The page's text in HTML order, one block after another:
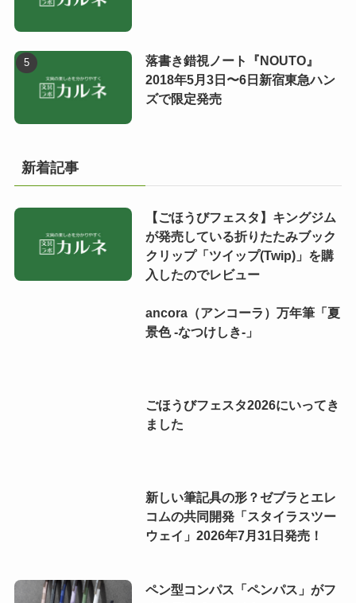
落書き錯視ノート『NOUTO』
2018年5月3日〜6日新宿東急ハン
ズで限定発売
新着記事
【ごほうびフェスタ】キングジム
が発売している折りたたみブック
クリップ「ツイップ(Twip)」を購
入したのでレビュー
ancora（アンコーラ）万年筆「夏
景色 -なつけしき-」
ごほうびフェスタ2026にいってき
ました
新しい筆記具の形？ゼブラとエレ
コムの共同開発「スタイラスツー
ウェイ」2026年7月31日発売！
ペン型コンパス「ペンパス」がフ